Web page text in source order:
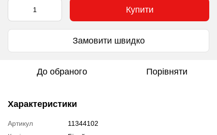
Купити
Замовити швидко
До обраного Порівняти
Характеристики
Артикул
11344102